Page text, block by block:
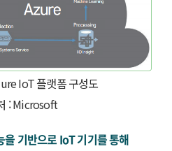
IoT 플랫폼 구성도
: Microsoft
을 기반으로 IoT 기기를 통해